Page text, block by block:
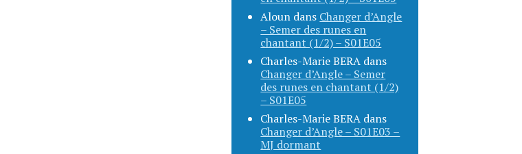
Aloun dans Changer d’Angle
– Semer des runes en
chantant (1/2) – S01E05
Charles-Marie BERA dans
Changer d’Angle – Semer
des runes en chantant (1/2)
– S01E05
Charles-Marie BERA dans
Changer d’Angle – S01E03 –
MJ dormant